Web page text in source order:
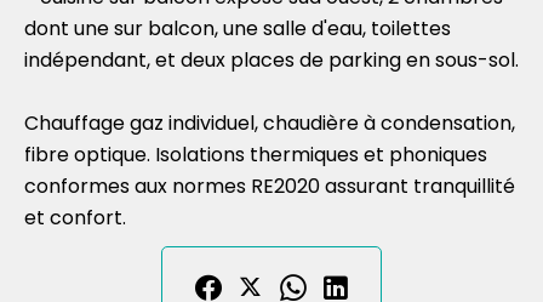
dont une sur balcon, une salle d'eau, toilettes
indépendant, et deux places de parking en sous-sol.
Chauffage gaz individuel, chaudière à condensation,
fibre optique. Isolations thermiques et phoniques
conformes aux normes RE2020 assurant tranquillité
et confort.